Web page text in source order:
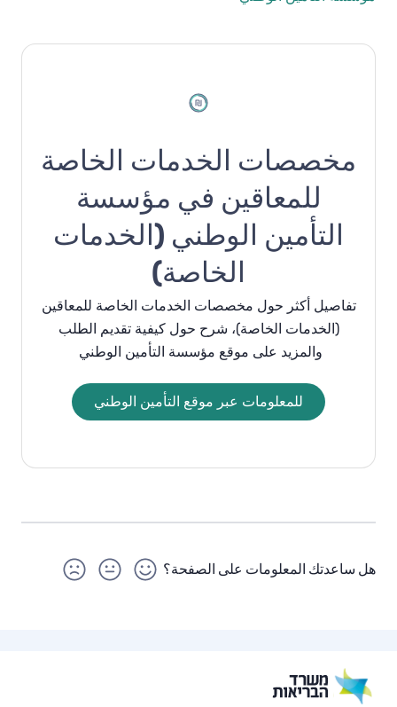
مخصصات الخدمات الخاصة
للمعاقين في مؤسسة
التأمين الوطني (الخدمات
الخاصة)
تفاصيل أكثر حول مخصصات الخدمات الخاصة للمعاقين
(الخدمات الخاصة)، شرح حول كيفية تقديم الطلب
والمزيد على موقع مؤسسة التأمين الوطني
للمعلومات عبر موقع التأمين الوطني
هل ساعدتك المعلومات على الصفحة؟